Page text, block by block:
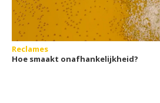
Reclames
Hoe smaakt onafhankelijkheid?